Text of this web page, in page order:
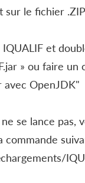
sur le fichier
et
» ou faire un
OpenJDK"
se lance pas,
commande